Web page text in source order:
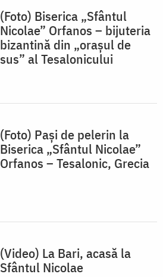
(Foto) Biserica „Sfântul
Nicolae” Orfanos – bijuteria
bizantină din „orașul de
sus” al Tesalonicului
(Foto) Paşi de pelerin la
Biserica „Sfântul Nicolae”
Orfanos – Tesalonic, Grecia
(Video) La Bari, acasă la
Sfântul Nicolae